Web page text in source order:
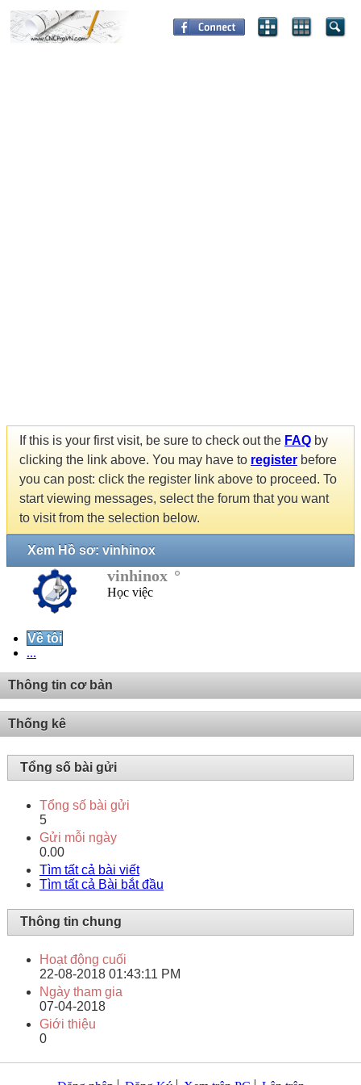
If this is your first visit, be sure to check out the FAQ by
clicking the link above. You may have to register before
you can post: click the register link above to proceed. To
start viewing messages, select the forum that you want
to visit from the selection below.
Xem Hồ sơ: vinhinox
vinhinox
Học việc
Về tôi
...
Thông tin cơ bản
Thống kê
Tổng số bài gửi
Tổng số bài gửi
5
Gửi mỗi ngày
0.00
Tìm tất cả bài viết
Tìm tất cả Bài bắt đầu
Thông tin chung
Hoạt động cuối
22-08-2018 01:43:11 PM
Ngày tham gia
07-04-2018
Giới thiệu
0